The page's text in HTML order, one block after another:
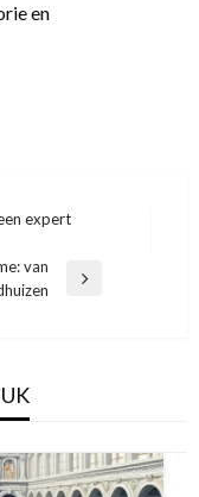
en
expert
van